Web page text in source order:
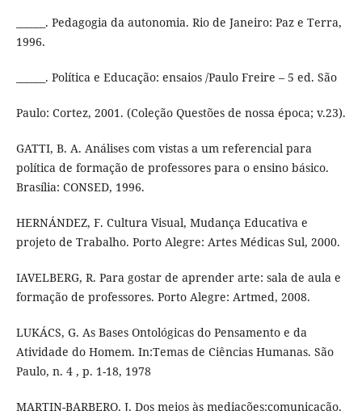
______. Pedagogia da autonomia. Rio de Janeiro: Paz e Terra,
1996.
______. Política e Educação: ensaios /Paulo Freire – 5 ed. São
Paulo: Cortez, 2001. (Coleção Questões de nossa época; v.23).
GATTI, B. A. Análises com vistas a um referencial para
política de formação de professores para o ensino básico.
Brasília: CONSED, 1996.
HERNÁNDEZ, F. Cultura Visual, Mudança Educativa e
projeto de Trabalho. Porto Alegre: Artes Médicas Sul, 2000.
IAVELBERG, R. Para gostar de aprender arte: sala de aula e
formação de professores. Porto Alegre: Artmed, 2008.
LUKÁCS, G. As Bases Ontológicas do Pensamento e da
Atividade do Homem. In:Temas de Ciências Humanas. São
Paulo, n. 4 , p. 1-18, 1978
MARTIN-BARBERO, J. Dos meios às mediações:comunicação,